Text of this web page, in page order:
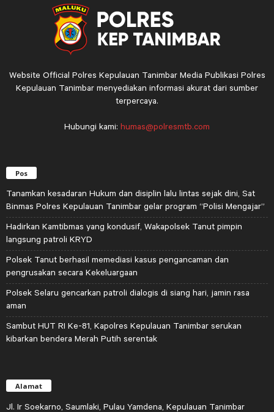
Website Official Polres Kepulauan Tanimbar Media Publikasi Polres
Kepulauan Tanimbar menyediakan informasi akurat dari sumber
terpercaya.
Hubungi kami: humas@polresmtb.com
Pos
Tanamkan kesadaran Hukum dan disiplin lalu lintas sejak dini, Sat
Binmas Polres Kepulauan Tanimbar gelar program “Polisi Mengajar”
Hadirkan Kamtibmas yang kondusif, Wakapolsek Tanut pimpin
langsung patroli KRYD
Polsek Tanut berhasil memediasi kasus pengancaman dan
pengrusakan secara Kekeluargaan
Polsek Selaru gencarkan patroli dialogis di siang hari, jamin rasa
aman
Sambut HUT RI Ke-81, Kapolres Kepulauan Tanimbar serukan
kibarkan bendera Merah Putih serentak
Alamat
Jl. Ir Soekarno, Saumlaki, Pulau Yamdena, Kepulauan Tanimbar